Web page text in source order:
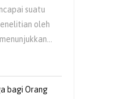
suatu
oleh
bagi Orang